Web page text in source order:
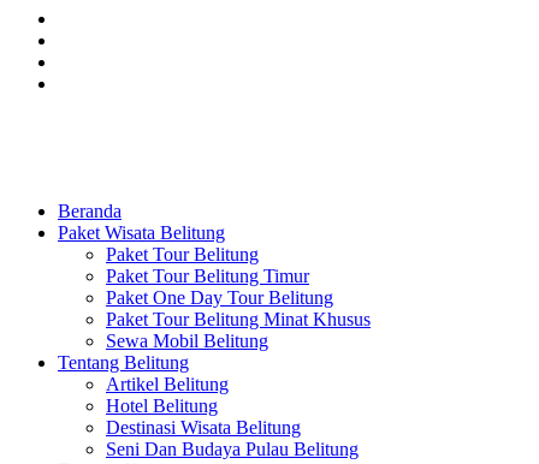
Beranda
Paket Wisata Belitung
Paket Tour Belitung
Paket Tour Belitung Timur
Paket One Day Tour Belitung
Paket Tour Belitung Minat Khusus
Sewa Mobil Belitung
Tentang Belitung
Artikel Belitung
Hotel Belitung
Destinasi Wisata Belitung
Seni Dan Budaya Pulau Belitung